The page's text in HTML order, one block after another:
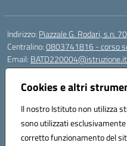
Cookies e altri
Il nostro Istituto non utilizza
sono utilizzati
corretto funzionamento del
Indirizzo: Piazzale G. Rodari, s.n.
Centralino:0803741816 - corso
Email: BATD220004@istruzione.it
Posta elettronica certificata (PEC):
Codice fiscale: 93062840728
Codice meccanografico:
Codice Indice delle Pubbliche
Codice unico di fatturazione (CUF):